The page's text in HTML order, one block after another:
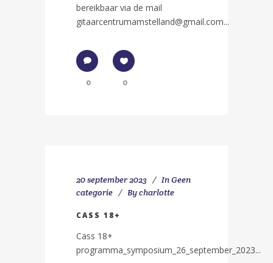
bereikbaar via de mail
gitaarcentrumamstelland@gmail.com...
0 0
20 september 2023 InGeen
categorie
Bycharlotte
CASS 18+
Cass 18+
programma_symposium_26_september_2023...